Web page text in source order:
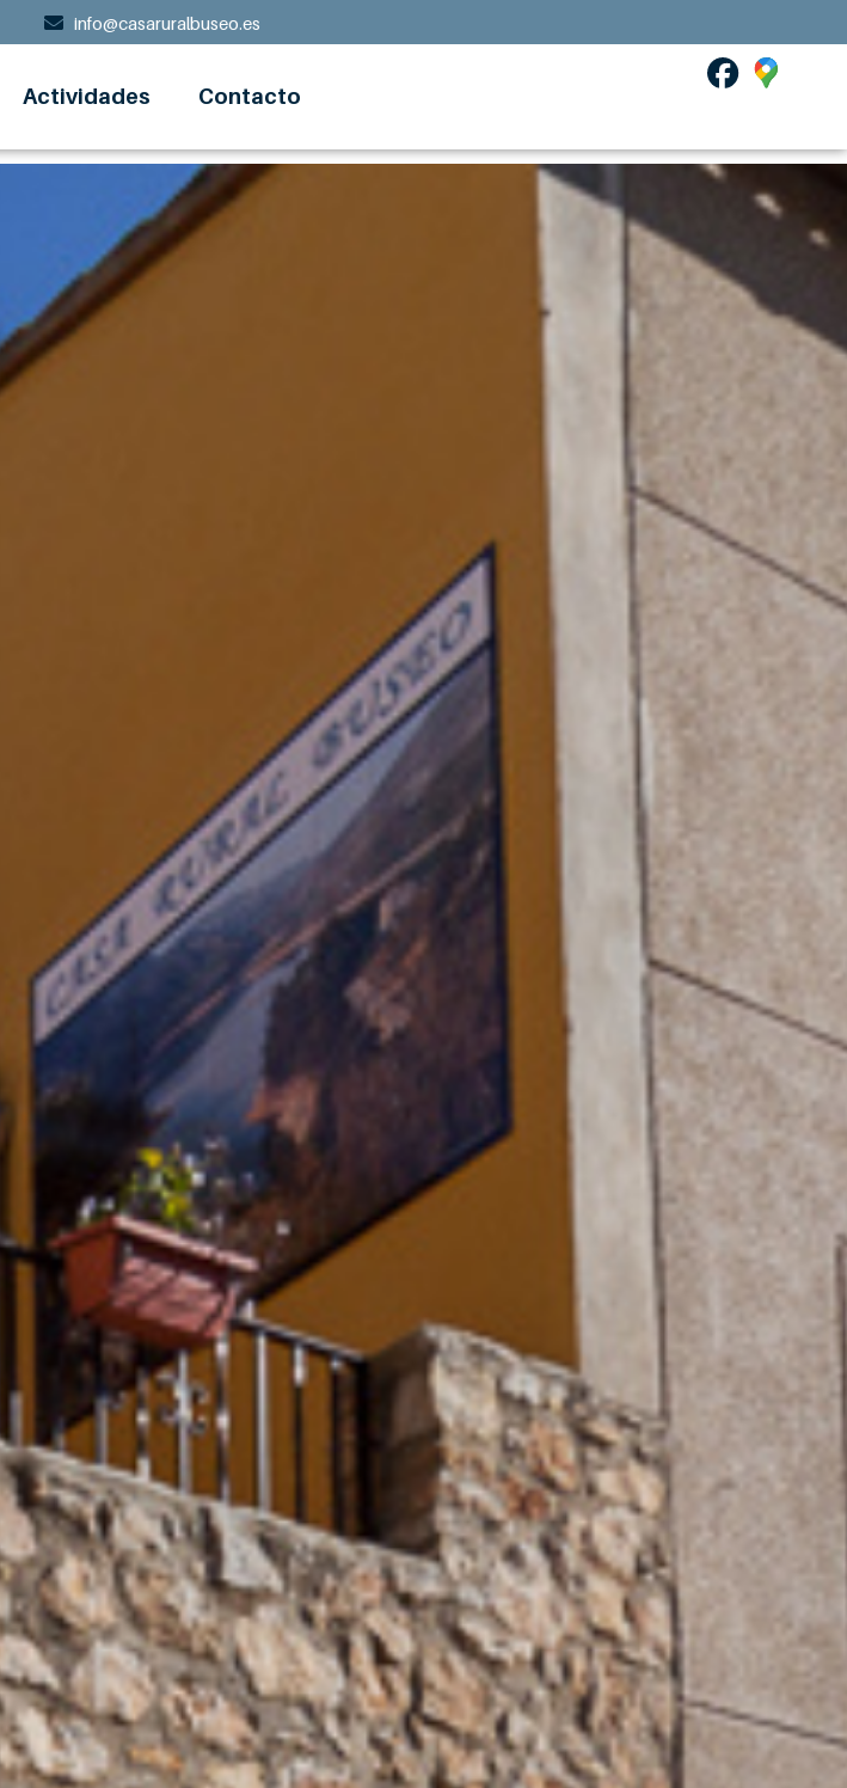
info@casaruralbuseo.es
Actividades Contacto